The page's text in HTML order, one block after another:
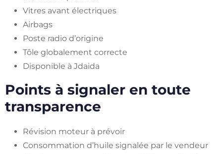
Vitres avant électriques
Airbags
Poste radio d’origine
Tôle globalement correcte
Disponible à Jdaida
Points à signaler en toute
transparence
Révision moteur à prévoir
Consommation d’huile signalée par le vendeur